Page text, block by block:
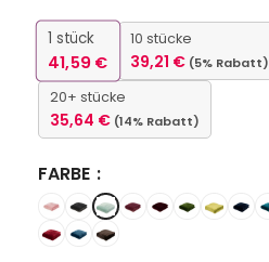
1 stück
41,59€
10 stücke
39,21 € (5% Rabatt)
20+ stücke
35,64 € (14% Rabatt)
FARBE